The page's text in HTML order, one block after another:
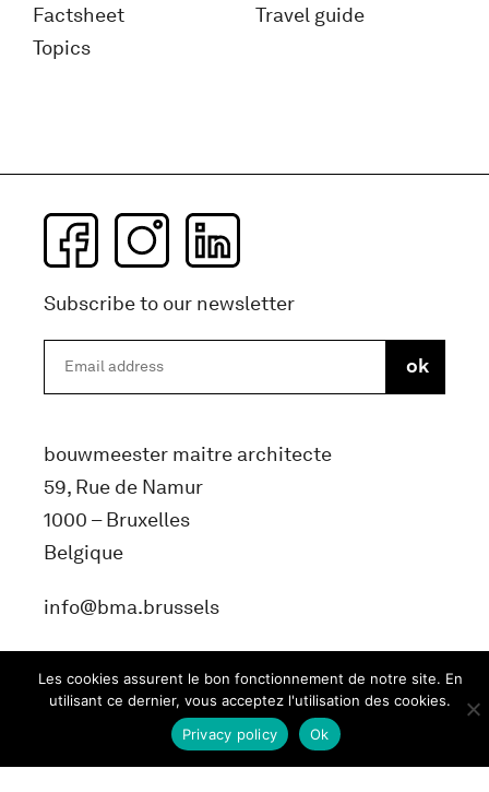
Factsheet
Topics
Travel guide
Subscribe to our newsletter
bouwmeester maitre architecte
59, Rue de Namur
1000 – Bruxelles
Belgique
info@bma.brussels
Les cookies assurent le bon fonctionnement de notre site. En
utilisant ce dernier, vous acceptez l'utilisation des cookies.
Ok
Privacy policy